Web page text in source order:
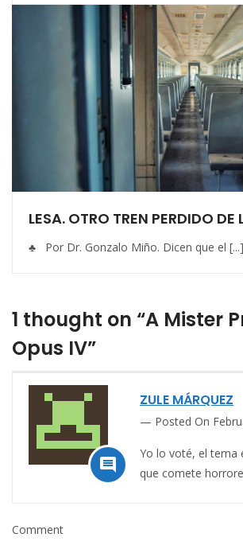
LESA. OTRO TREN PERDIDO DE
♣ Por Dr. Gonzalo Miño. Dicen que el [...]
1 thought on “A Mister
Opus IV”

ZULE MÁRQUEZ
Posted On
Yo lo voté, el tema
que comete
Comment